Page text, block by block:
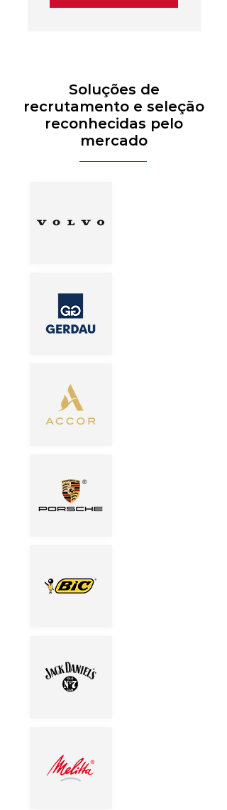
Soluções de
recrutamento e seleção
reconhecidas pelo
mercado